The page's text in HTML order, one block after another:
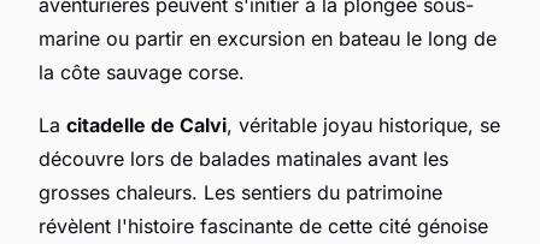
marine ou partir en excursion en bateau le long de
la côte sauvage corse.
La citadelle de Calvi, véritable joyau historique, se
découvre lors de balades matinales avant les
grosses chaleurs. Les sentiers du patrimoine
révèlent l'histoire fascinante de cette cité génoise